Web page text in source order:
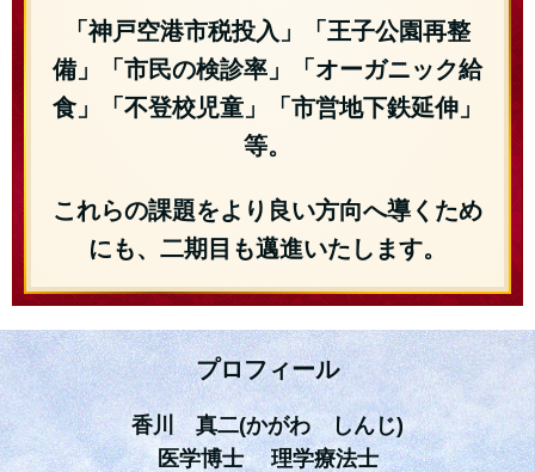
「神戸空港市税投入」「王子公園再整
備」「市民の検診率」「オーガニック給
食」「不登校児童」「市営地下鉄延伸」
等。
これらの課題をより良い方向へ導くため
にも、二期目も邁進いたします。
プロフィール
香川 真二(かがわ しんじ)
医学博士 理学療法士